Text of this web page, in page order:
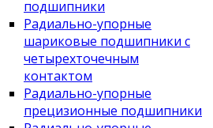
подшипники
Радиально-упорные
шариковые подшипники с
четырехточечным
контактом
Радиально-упорные
прецизионные подшипники